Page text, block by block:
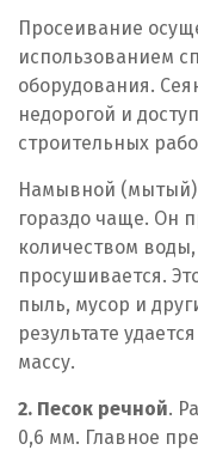
У
Уральск
Усть-
Ш
Шымкент
Экибастуз
Просеивание
использованием
оборудования.
недорогой и
строительных
Намывной (мытый)
гораздо чаще. Он
количеством
просушивается.
пыль, мусор и
результате
массу.
2. Песок речной.
0,6 мм. Главное